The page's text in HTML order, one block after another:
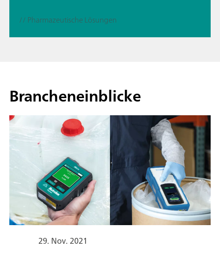
// Pharmazeutische Lösungen
Brancheneinblicke
29. Nov. 2021